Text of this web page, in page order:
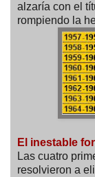
alzaría con el
rompiendo la
El inestable
Las cuatro
resolvieron a